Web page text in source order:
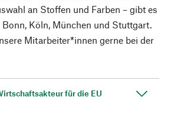
an Stoffen und Farben – gibt es
Köln, München und Stuttgart.
Mitarbeiter*innen gerne bei der
für die EU